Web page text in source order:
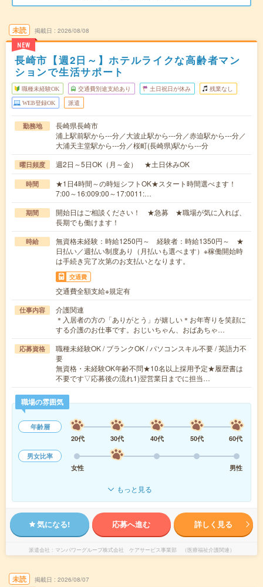
未読
NEW
掲載日 2026/08/08
長崎市【週2日～】ホテルライクな高齢者マン
ションで生活サポート
職種未経験OK 交通費別途支給あり 土日祝日が休み 残業なし
WEB登録OK 派遣
勤務地
長崎県長崎市
浦上駅前駅から---分／大波止駅から---分／赤迫駅から---分／
大浦天主堂駅から---分／桜町(長崎県)駅から---分
曜日頻度 週2日～5日OK（月～金） ★土日休みOK
時間
★1日4時間～の時短シフトOK★スタート時間選べます！
7:00～16:009:00～17:0011:…
期間
開始日はご相談ください！ ★急募 ★職場が気に入れば、
長期でも働けます！
時給
無資格未経験：時給1250円～ 経験者：時給1350円～ ★
日払い／週払い制度あり（月払いも選べます）※稼働開始時
は手続き完了次第のお支払いとなります。
交通費
交通費全額支給※規定有
仕事内容
介護関連
＊入居者の方の「ありがとう」が嬉しい＊お年寄りを笑顔に
する介護のお仕事です。おじいちゃん、おばあちゃ…
応募資格
職種未経験OK / ブランクOK / パソコンスキル不要 / 英語力不
要
無資格・未経験OK年齢不問★10名以上採用予定★履歴書は
不要です▽応募後の流れ1)翌営業日までに担当…
職場の雰囲気
年齢層
20代
30代 40代 50代
60代
男女比率
女性
男性
もっと見る
気になる! 応募へ進む 詳しく見る
派遣会社 マンパワーグループ株式会社 ケアサービス事業部 （医療福祉介護関連）
未読 掲載日 2026/08/07